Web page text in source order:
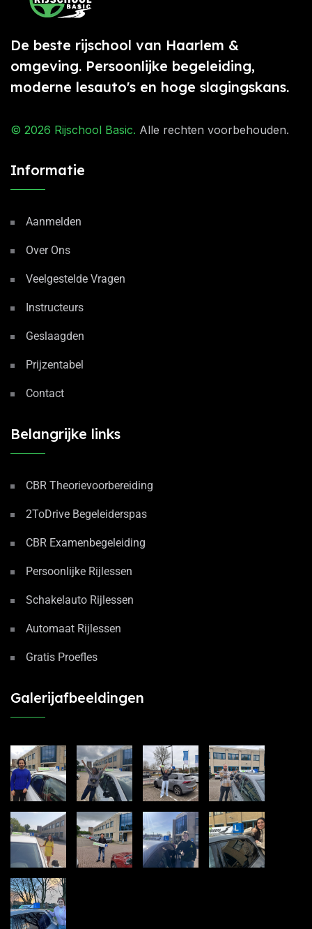
De beste rijschool van Haarlem &
omgeving. Persoonlijke begeleiding,
moderne lesauto's en hoge slagingskans.
© 2026 Rijschool Basic. Alle rechten voorbehouden.
Informatie
Aanmelden
Over Ons
Veelgestelde Vragen
Instructeurs
Geslaagden
Prijzentabel
Contact
Belangrijke links
CBR Theorievoorbereiding
2ToDrive Begeleiderspas
CBR Examenbegeleiding
Persoonlijke Rijlessen
Schakelauto Rijlessen
Automaat Rijlessen
Gratis Proefles
Galerijafbeeldingen